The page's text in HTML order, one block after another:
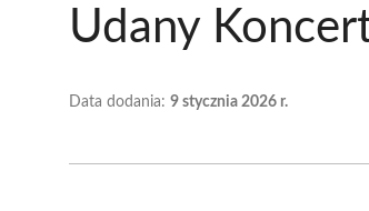
Udany
Data dodania: 9 stycznia 2026 r.